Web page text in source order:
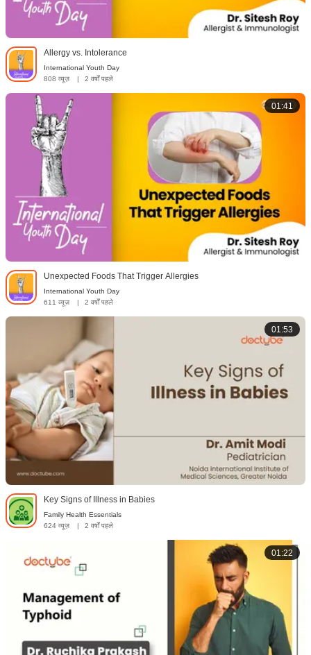
Allergy vs. Intolerance
International Youth Day
808 व्यूज़
2 वर्षों पहले
01:41
Unexpected Foods That Trigger Allergies
International Youth Day
611 व्यूज़
2 वर्षों पहले
01:53
Key Signs of Illness in Babies
Family Health Essentials
624 व्यूज़
| 2 वर्षों पहले
01:22